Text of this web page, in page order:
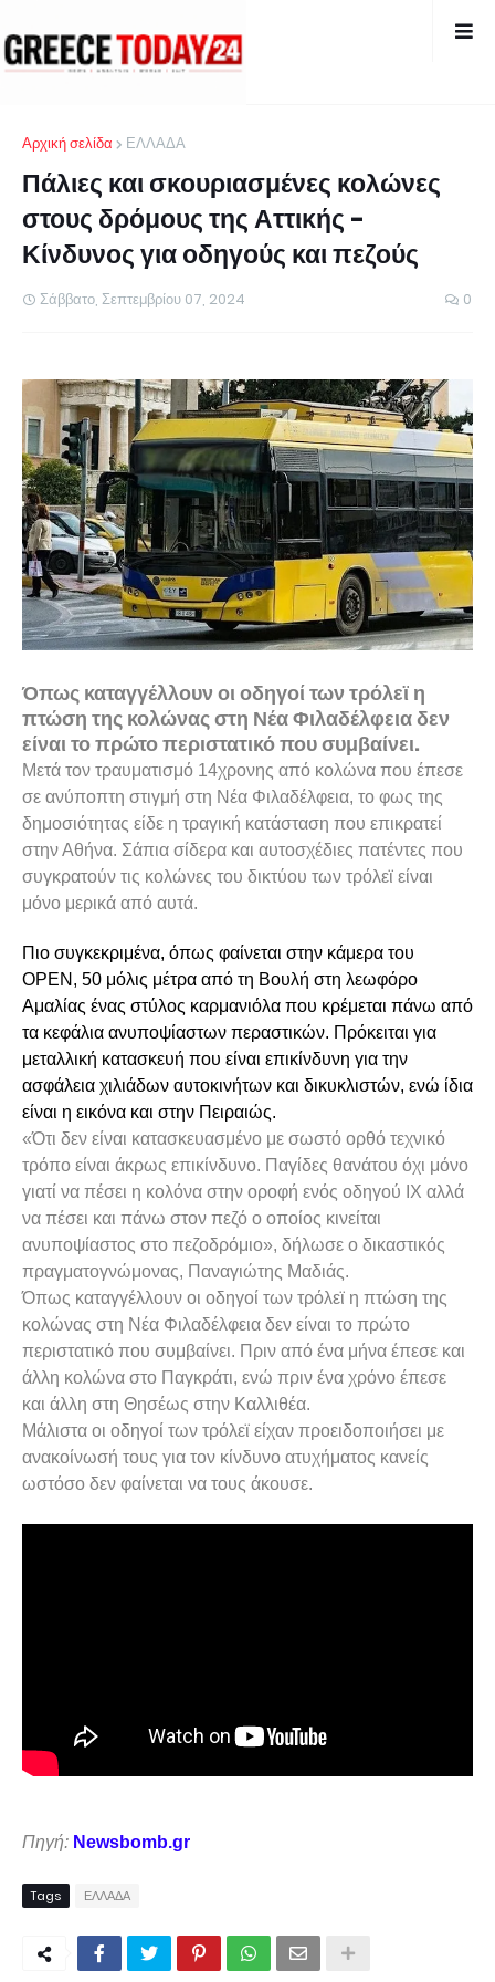
Αρχική σελίδα ΕΛΛΑΔΑ
Πάλιες και σκουριασμένες κολώνες
στους δρόμους της Αττικής -
Κίνδυνος για οδηγούς και πεζούς
Σάββατο, Σεπτεμβρίου 07, 2024 0
Όπως καταγγέλλουν οι οδηγοί των τρόλεϊ η
πτώση της κολώνας στη Νέα Φιλαδέλφεια δεν
είναι το πρώτο περιστατικό που συμβαίνει.
Μετά τον τραυματισμό 14χρονης από κολώνα που έπεσε
σε ανύποπτη στιγμή στη Νέα Φιλαδέλφεια, το φως της
δημοσιότητας είδε η τραγική κατάσταση που επικρατεί
στην Αθήνα. Σάπια σίδερα και αυτοσχέδιες πατέντες που
συγκρατούν τις κολώνες του δικτύου των τρόλεϊ είναι
μόνο μερικά από αυτά.
Πιο συγκεκριμένα, όπως φαίνεται στην κάμερα του
OPEN, 50 μόλις μέτρα από τη Βουλή στη λεωφόρο
Αμαλίας ένας στύλος καρμανιόλα που κρέμεται πάνω από
τα κεφάλια ανυποψίαστων περαστικών. Πρόκειται για
μεταλλική κατασκευή που είναι επικίνδυνη για την
ασφάλεια χιλιάδων αυτοκινήτων και δικυκλιστών, ενώ ίδια
είναι η εικόνα και στην Πειραιώς.
«Ότι δεν είναι κατασκευασμένο με σωστό ορθό τεχνικό
τρόπο είναι άκρως επικίνδυνο. Παγίδες θανάτου όχι μόνο
γιατί να πέσει η κολόνα στην οροφή ενός οδηγού IX αλλά
να πέσει και πάνω στον πεζό ο οποίος κινείται
ανυποψίαστος στο πεζοδρόμιο», δήλωσε ο δικαστικός
πραγματογνώμονας, Παναγιώτης Μαδιάς.
Όπως καταγγέλλουν οι οδηγοί των τρόλεϊ η πτώση της
κολώνας στη Νέα Φιλαδέλφεια δεν είναι το πρώτο
περιστατικό που συμβαίνει. Πριν από ένα μήνα έπεσε και
άλλη κολώνα στο Παγκράτι, ενώ πριν ένα χρόνο έπεσε
και άλλη στη Θησέως στην Καλλιθέα.
Μάλιστα οι οδηγοί των τρόλεϊ είχαν προειδοποιήσει με
ανακοίνωσή τους για τον κίνδυνο ατυχήματος κανείς
ωστόσο δεν φαίνεται να τους άκουσε.
Πηγή: Newsbomb.gr
Tags ΕΛΛΑΔΑ